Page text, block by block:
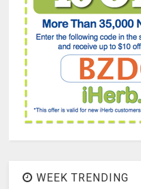
WEEK TRENDING